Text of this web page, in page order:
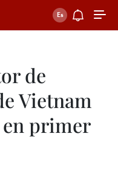
de
Vietnam
en primer